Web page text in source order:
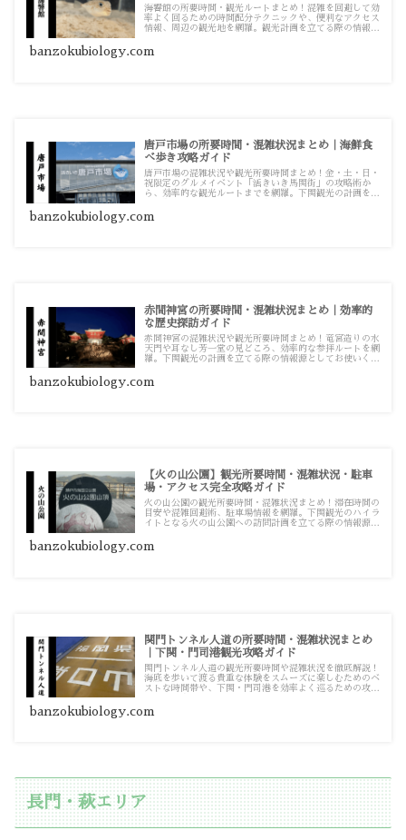
海響館の所要時間・観光ルートまとめ！混雑を回避して効
率よく回るための時間配分テクニックや、便利なアクセス
情報、周辺の観光地を網羅。観光計画を立てる際の情報源
banzokubiology.com
唐戸市場の所要時間・混雑状況まとめ｜海鮮食
べ歩き攻略ガイド
唐戸市場の混雑状況や観光所要時間まとめ！金・土・日・
祝限定のグルメイベント「活きいき馬関街」の攻略術か
ら、効率的な観光ルートまでを網羅。下関観光の計画を立
banzokubiology.com
赤間神宮の所要時間・混雑状況まとめ｜効率的
な歴史探訪ガイド
赤間神宮の混雑状況や観光所要時間まとめ！竜宮造りの水
天門や耳なし芳一堂の見どころ、効率的な参拝ルートを網
羅。下関観光の計画を立てる際の情報源としてお使いくだ
banzokubiology.com
【火の山公園】観光所要時間・混雑状況・駐車
場・アクセス完全攻略ガイド
火の山公園の観光所要時間・混雑状況まとめ！滞在時間の
目安や混雑回避術、駐車場情報を網羅。下関観光のハイラ
イトとなる火の山公園への訪問計画を立てる際の情報源と
banzokubiology.com
関門トンネル人道の所要時間・混雑状況まとめ
｜下関・門司港観光攻略ガイド
関門トンネル人道の観光所要時間や混雑状況を徹底解説！
海底を歩いて渡る貴重な体験をスムーズに楽しむためのベ
ストな時間帯や、下関・門司港を効率よく巡るための攻略
banzokubiology.com
長門・萩エリア